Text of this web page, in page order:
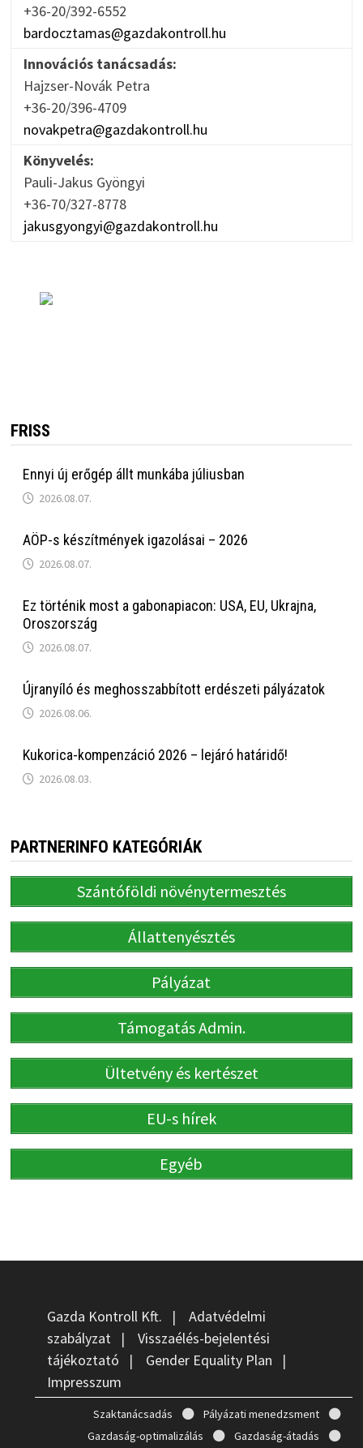
+36-20/392-6552
bardocztamas@gazdakontroll.hu
Innovációs tanácsadás:
Hajzser-Novák Petra
+36-20/396-4709
novakpetra@gazdakontroll.hu
Könyvelés:
Pauli-Jakus Gyöngyi
+36-70/327-8778
jakusgyongyi@gazdakontroll.hu
FRISS
Ennyi új erőgép állt munkába júliusban
2026.08.07.
AÖP-s készítmények igazolásai – 2026
2026.08.07.
Ez történik most a gabonapiacon: USA, EU, Ukrajna,
Oroszország
2026.08.07.
Újranyíló és meghosszabbított erdészeti pályázatok
2026.08.06.
Kukorica-kompenzáció 2026 – lejáró határidő!
2026.08.03.
PARTNERINFO KATEGÓRIÁK
Szántóföldi növénytermesztés
Állattenyésztés
Pályázat
Támogatás Admin.
Ültetvény és kertészet
EU-s hírek
Egyéb
Gazda Kontroll Kft. | Adatvédelmi
szabályzat | Visszaélés-bejelentési
tájékoztató | Gender Equality Plan |
Impresszum
Szaktanácsadás
Pályázati menedzsment
Gazdaság-optimalizálás
Gazdaság-átadás